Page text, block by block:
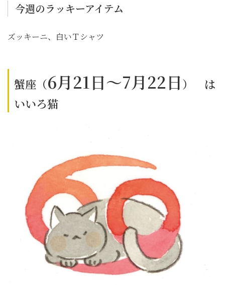
今週のラッキーアイテム
ズッキーニ、白いＴシャツ
蟹座（6月21日～7月22日） は
いいろ猫